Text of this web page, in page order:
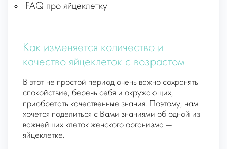
FAQ про яйцеклетку
Как изменяется количество и
качество яйцеклеток с возрастом
В этот не простой период очень важно сохранять
спокойствие, беречь себя и окружающих,
приобретать качественные знания. Поэтому, нам
хочется поделиться с Вами знаниями об одной из
важнейших клеток женского организма —
яйцеклетке.